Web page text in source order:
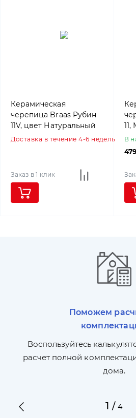
Керамическая
черепица Braas Рубин
11V, цвет Натуральный
красный
Доставка в течение 4-6 недель
Заказ в 1 клик
В
479
Поможем
Воспользуйтесь
расчет полной
дома.
1 /4